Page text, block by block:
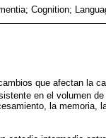
Cognition;
que afectan la
en el volumen
la memoria,